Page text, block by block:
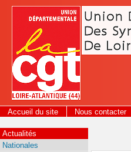
Panneau de gestion des cookies
Accueil du site Nous contacter
Actualités
Nationales